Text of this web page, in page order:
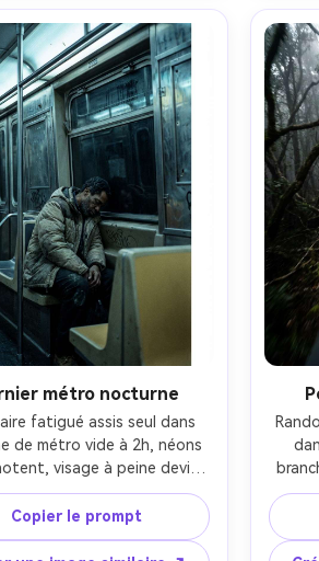
photoréaliste, calme
tons film doux --ar 4:5
métro nocturne
fatigué assis seul dans
de métro vide à 2h, néons
visage à peine deviné
vitre derrière, objectif 35mm,
centré, réalisme urbain brut,
subtil, tons métal froid,
Copier le prompt
les